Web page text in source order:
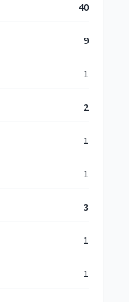
40
9
1
2
1
1
3
1
1